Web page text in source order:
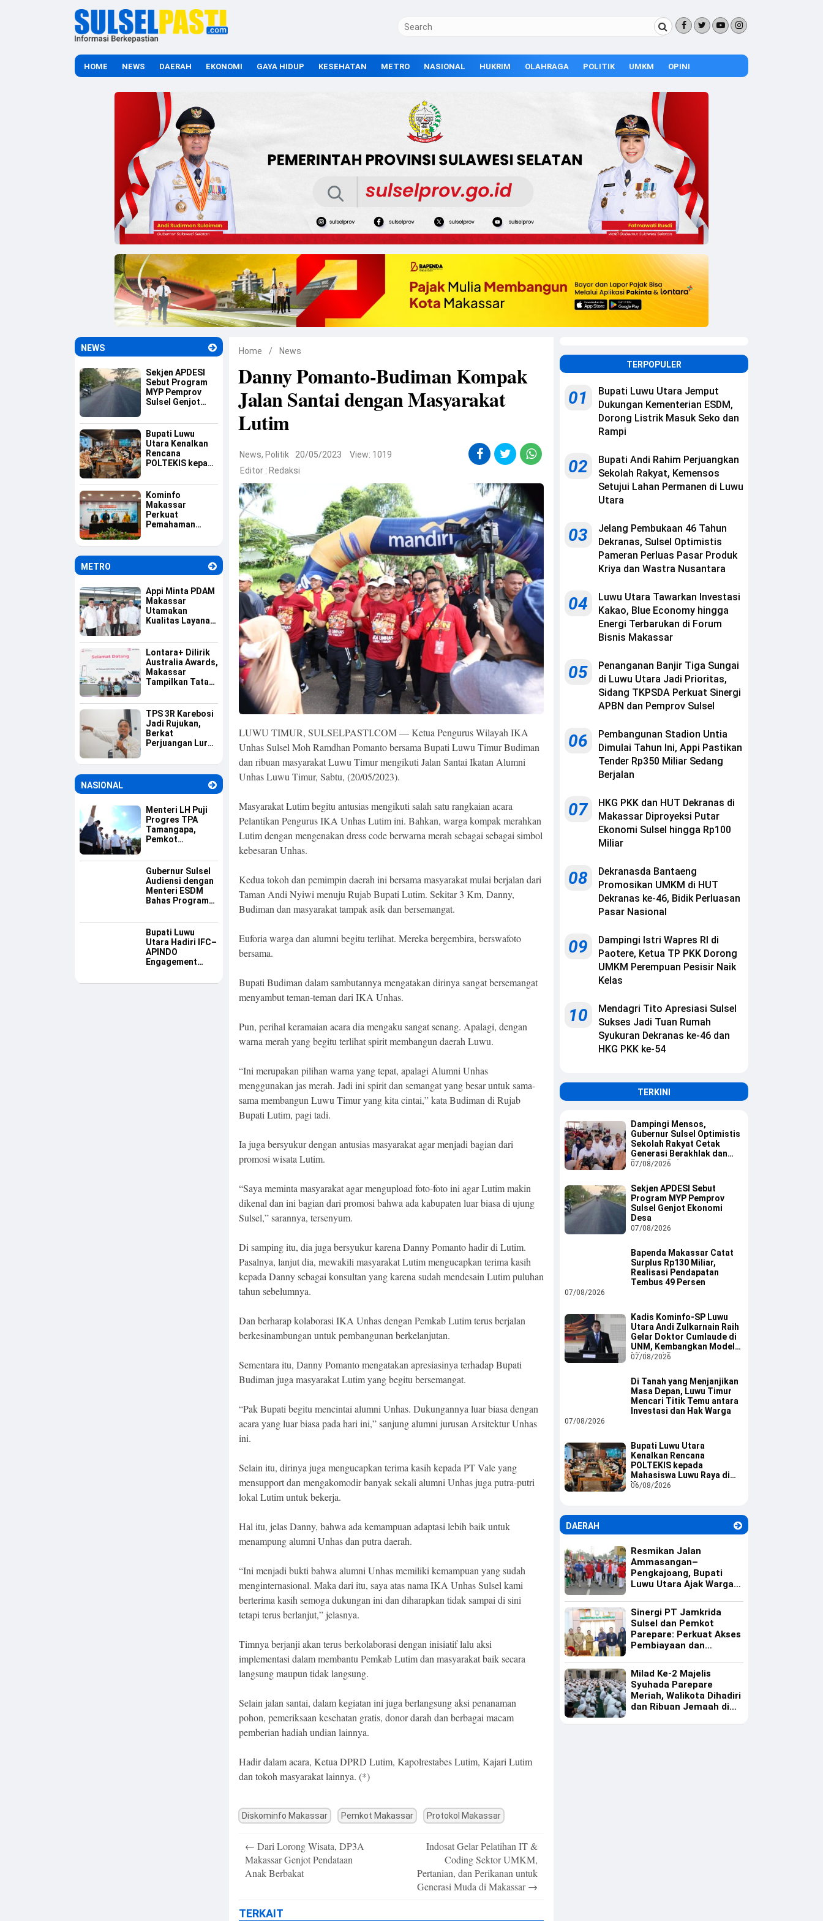
HOME NEWS DAERAH EKONOMI GAYA HIDUP KESEHATAN METRO NASIONAL HUKRIM OLAHRAGA POLITIK UMKM OPINI
NEWS
Sekjen APDESI
Sebut Program
MYP Pemprov
Sulsel Genjot
Bupati Luwu
Utara Kenalkan
Rencana
POLTEKIS kepada
Raya di
Yogyakarta
Kominfo
Makassar
Perkuat
Pemahaman
Keamanan
Informasi
METRO
Appi Minta PDAM
Makassar
Utamakan
Kualitas Layanan
Likuiditas
Perusahaan
Lontara+ Dilirik
Australia Awards,
Makassar
Tampilkan Tata
Pemerintahan
Berbasis Digital
TPS 3R Karebosi
Jadi Rujukan,
Berkat
Perjuangan Lurah
Budaya Pilah
Sampah
NASIONAL
Menteri LH Puji
Progres TPA
Tamangapa,
Pemkot
Serius Benahi
Sampah
Gubernur Sulsel
Audiensi dengan
Menteri ESDM
Bahas Program
Kebutuhan BBM
Kepulauan
Bupati Luwu
Utara Hadiri IFC–
APINDO
Engagement
Investasi dan
Home / News
Danny Pomanto-Budiman Kompak
Jalan Santai dengan Masyarakat
Lutim
News, Politik 20/05/2023
View: 1019
Editor : Redaksi
LUWU TIMUR, SULSELPASTI.COM — Ketua Pengurus Wilayah IKA
Unhas Sulsel Moh Ramdhan Pomanto bersama Bupati Luwu Timur Budiman
dan ribuan masyarakat Luwu Timur mengikuti Jalan Santai Ikatan Alumni
Unhas Luwu Timur, Sabtu, (20/05/2023).
Masyarakat Lutim begitu antusias mengikuti salah satu rangkaian acara
Pelantikan Pengurus IKA Unhas Lutim ini. Bahkan, warga kompak merahkan
Lutim dengan mengenakan dress code berwarna merah sebagai sebagai simbol
kebesaran Unhas.
Kedua tokoh dan pemimpin daerah ini bersama masyarakat mulai berjalan dari
Taman Andi Nyiwi menuju Rujab Bupati Lutim. Sekitar 3 Km, Danny,
Budiman dan masyarakat tampak asik dan bersemangat.
Euforia warga dan alumni begitu terlihat. Mereka bergembira, berswafoto
bersama.
Bupati Budiman dalam sambutannya mengatakan dirinya sangat bersemangat
menyambut teman-teman dari IKA Unhas.
Pun, perihal keramaian acara dia mengaku sangat senang. Apalagi, dengan
warna merah yang begitu terlihat spirit membangun daerah Luwu.
“Ini merupakan pilihan warna yang tepat, apalagi Alumni Unhas
menggunakan jas merah. Jadi ini spirit dan semangat yang besar untuk sama-
sama membangun Luwu Timur yang kita cintai,” kata Budiman di Rujab
Bupati Lutim, pagi tadi.
Ia juga bersyukur dengan antusias masyarakat agar menjadi bagian dari
promosi wisata Lutim.
“Saya meminta masyarakat agar mengupload foto-foto ini agar Lutim makin
dikenal dan ini bagian dari promosi bahwa ada kabupaten luar biasa di ujung
Sulsel,” sarannya, tersenyum.
Di samping itu, dia juga bersyukur karena Danny Pomanto hadir di Lutim.
Pasalnya, lanjut dia, mewakili masyarakat Lutim mengucapkan terima kasih
kepada Danny sebagai konsultan yang karena sudah mendesain Lutim puluhan
tahun sebelumnya.
Dan berharap kolaborasi IKA Unhas dengan Pemkab Lutim terus berjalan
berkesinambungan untuk pembangunan berkelanjutan.
Sementara itu, Danny Pomanto mengatakan apresiasinya terhadap Bupati
Budiman juga masyarakat Lutim yang begitu bersemangat.
“Pak Bupati begitu mencintai alumni Unhas. Dukungannya luar biasa dengan
acara yang luar biasa pada hari ini,” sanjung alumni jurusan Arsitektur Unhas
ini.
Selain itu, dirinya juga mengucapkan terima kasih kepada PT Vale yang
mensupport dan mengakomodir banyak sekali alumni Unhas juga putra-putri
lokal Lutim untuk bekerja.
Hal itu, jelas Danny, bahwa ada kemampuan adaptasi lebih baik untuk
menampung alumni Unhas dan putra daerah.
“Ini menjadi bukti bahwa alumni Unhas memiliki kemampuan yang sudah
menginternasional. Maka dari itu, saya atas nama IKA Unhas Sulsel kami
berterima kasih semoga dukungan ini dan diharapkan tidak sampai di sini
tetapi terus berlanjut,” jelasnya.
Timnya berjanji akan terus berkolaborasi dengan inisiatif lalu aksi
implementasi dalam membantu Pemkab Lutim dan masyarakat baik secara
langsung maupun tidak langsung.
Selain jalan santai, dalam kegiatan ini juga berlangsung aksi penanaman
pohon, pemeriksaan kesehatan gratis, donor darah dan berbagai macam
pemberian hadiah undian lainnya.
Hadir dalam acara, Ketua DPRD Lutim, Kapolrestabes Lutim, Kajari Lutim
dan tokoh masyarakat lainnya. (*)
Diskominfo Makassar Pemkot Makassar Protokol Makassar
navigation
← Dari Lorong Wisata, DP3A
Makassar Genjot Pendataan
Anak Berbakat
Indosat Gelar Pelatihan IT &
Coding Sektor UMKM,
Pertanian, dan Perikanan untuk
Generasi Muda di Makassar→
TERKAIT
TERPOPULER
01
Bupati Luwu Utara Jemput
Dukungan Kementerian ESDM,
Dorong Listrik Masuk Seko dan
Rampi
02
Bupati Andi Rahim Perjuangkan
Sekolah Rakyat, Kemensos
Setujui Lahan Permanen di Luwu
Utara
03
Jelang Pembukaan 46 Tahun
Dekranas, Sulsel Optimistis
Pameran Perluas Pasar Produk
Kriya dan Wastra Nusantara
04
Luwu Utara Tawarkan Investasi
Kakao, Blue Economy hingga
Energi Terbarukan di Forum
Bisnis Makassar
05
Penanganan Banjir Tiga Sungai
di Luwu Utara Jadi Prioritas,
Sidang TKPSDA Perkuat Sinergi
APBN dan Pemprov Sulsel
06
Pembangunan Stadion Untia
Dimulai Tahun Ini, Appi Pastikan
Tender Rp350 Miliar Sedang
Berjalan
07
HKG PKK dan HUT Dekranas di
Makassar Diproyeksi Putar
Ekonomi Sulsel hingga Rp100
Miliar
08
Dekranasda Bantaeng
Promosikan UMKM di HUT
Dekranas ke-46, Bidik Perluasan
Pasar Nasional
09
Dampingi Istri Wapres RI di
Paotere, Ketua TP PKK Dorong
UMKM Perempuan Pesisir Naik
Kelas
10
Mendagri Tito Apresiasi Sulsel
Sukses Jadi Tuan Rumah
Syukuran Dekranas ke-46 dan
HKG PKK ke-54
TERKINI
Dampingi Mensos,
Gubernur Sulsel Optimistis
Sekolah Rakyat Cetak
Generasi Berakhlak dan
Berdaya Saing
07/08/2026
Sekjen APDESI Sebut
Program MYP Pemprov
Sulsel Genjot Ekonomi
Desa
07/08/2026
Bapenda Makassar Catat
Surplus Rp130 Miliar,
Realisasi Pendapatan
Tembus 49 Persen
07/08/2026
Kadis Kominfo-SP Luwu
Utara Andi Zulkarnain Raih
Gelar Doktor Cumlaude di
UNM, Kembangkan Model
Mitigasi Bencana
07/08/2026
Di Tanah yang Menjanjikan
Masa Depan, Luwu Timur
Mencari Titik Temu antara
Investasi dan Hak Warga
07/08/2026
Bupati Luwu Utara
Kenalkan Rencana
POLTEKIS kepada
Mahasiswa Luwu Raya di
Yogyakarta
06/08/2026
DAERAH
Resmikan Jalan
Ammasangan–
Pengkajoang, Bupati
Luwu Utara Ajak Warga
Sinergi PT Jamkrida
Sulsel dan Pemkot
Parepare: Perkuat Akses
Pembiayaan dan
Milad Ke-2 Majelis
Syuhada Parepare
Meriah, Walikota Dihadiri
dan Ribuan Jemaah di